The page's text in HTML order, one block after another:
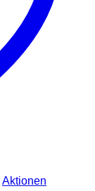
Aktionen